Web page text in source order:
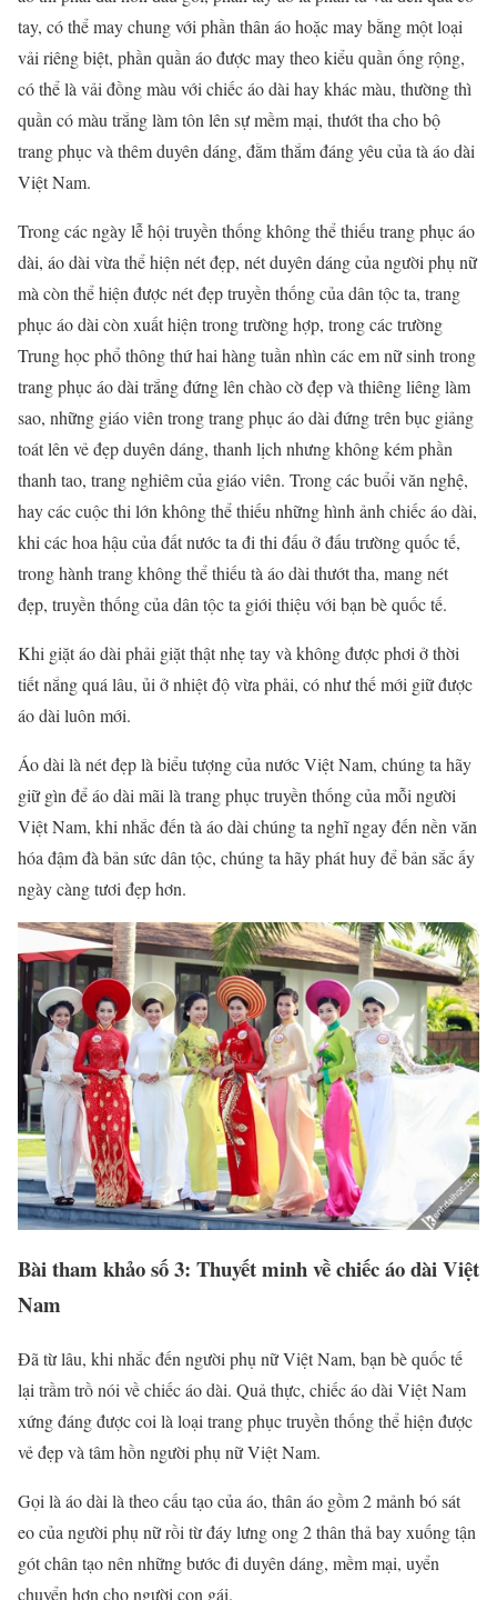
tay, có thể may chung với phần thân áo hoặc may bằng một loại
vải riêng biệt, phần quần áo được may theo kiểu quần ống rộng,
có thể là vải đồng màu với chiếc áo dài hay khác màu, thường thì
quần có màu trắng làm tôn lên sự mềm mại, thướt tha cho bộ
trang phục và thêm duyên dáng, đằm thắm đáng yêu của tà áo dài
Việt Nam.
Trong các ngày lễ hội truyền thống không thể thiếu trang phục áo
dài, áo dài vừa thể hiện nét đẹp, nét duyên dáng của người phụ nữ
mà còn thể hiện được nét đẹp truyền thống của dân tộc ta, trang
phục áo dài còn xuất hiện trong trường hợp, trong các trường
Trung học phổ thông thứ hai hàng tuần nhìn các em nữ sinh trong
trang phục áo dài trắng đứng lên chào cờ đẹp và thiêng liêng làm
sao, những giáo viên trong trang phục áo dài đứng trên bục giảng
toát lên vẻ đẹp duyên dáng, thanh lịch nhưng không kém phần
thanh tao, trang nghiêm của giáo viên. Trong các buổi văn nghệ,
hay các cuộc thi lớn không thể thiếu những hình ảnh chiếc áo dài,
khi các hoa hậu của đất nước ta đi thi đấu ở đấu trường quốc tế,
trong hành trang không thể thiếu tà áo dài thướt tha, mang nét
đẹp, truyền thống của dân tộc ta giới thiệu với bạn bè quốc tế.
Khi giặt áo dài phải giặt thật nhẹ tay và không được phơi ở thời
tiết nắng quá lâu, ủi ở nhiệt độ vừa phải, có như thế mới giữ được
áo dài luôn mới.
Áo dài là nét đẹp là biểu tượng của nước Việt Nam, chúng ta hãy
giữ gìn để áo dài mãi là trang phục truyền thống của mỗi người
Việt Nam, khi nhắc đến tà áo dài chúng ta nghĩ ngay đến nền văn
hóa đậm đà bản sức dân tộc, chúng ta hãy phát huy để bản sắc ấy
ngày càng tươi đẹp hơn.
Bài tham khảo số 3: Thuyết minh về chiếc áo dài Việt
Nam
Đã từ lâu, khi nhắc đến người phụ nữ Việt Nam, bạn bè quốc tế
lại trầm trồ nói về chiếc áo dài. Quả thực, chiếc áo dài Việt Nam
xứng đáng được coi là loại trang phục truyền thống thể hiện được
vẻ đẹp và tâm hồn người phụ nữ Việt Nam.
Gọi là áo dài là theo cấu tạo của áo, thân áo gồm 2 mảnh bó sát
eo của người phụ nữ rồi từ đáy lưng ong 2 thân thả bay xuống tận
gót chân tạo nên những bước đi duyên dáng, mềm mại, uyển
chuyển hơn cho người con gái.